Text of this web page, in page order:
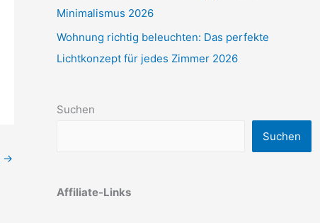
→
Minimalismus 2026
Wohnung richtig beleuchten: Das perfekte
Lichtkonzept für jedes Zimmer 2026
Suchen
Suchen
Affiliate-Links